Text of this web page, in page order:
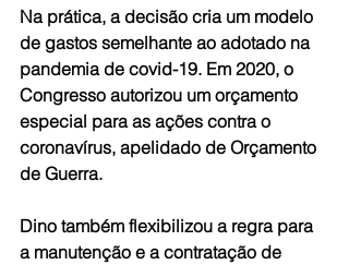
Na prática, a decisão cria um modelo
de gastos semelhante ao adotado na
pandemia de covid-19. Em 2020, o
Congresso autorizou um orçamento
especial para as ações contra o
coronavírus, apelidado de Orçamento
de Guerra.
Dino também flexibilizou a regra para
a manutenção e a contratação de